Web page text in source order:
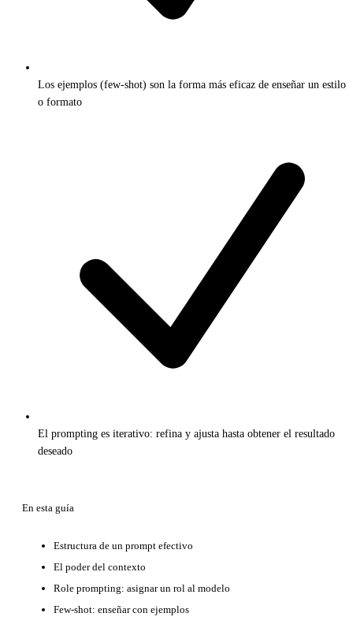
Los ejemplos (few-shot) son la forma más eficaz de enseñar un estilo
o formato
El prompting es iterativo: refina y ajusta hasta obtener el resultado
deseado
En esta guía
Estructura de un prompt efectivo
El poder del contexto
Role prompting: asignar un rol al modelo
Few-shot: enseñar con ejemplos